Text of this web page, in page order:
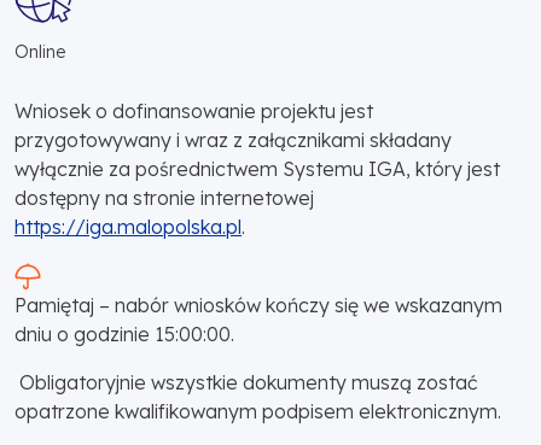
Online
Wniosek o dofinansowanie projektu jest
przygotowywany i wraz z załącznikami składany
wyłącznie za pośrednictwem Systemu IGA, który jest
dostępny na stronie internetowej
https://iga.malopolska.pl.
Pamiętaj – nabór wniosków kończy się we wskazanym
dniu o godzinie 15:00:00.
Obligatoryjnie wszystkie dokumenty muszą zostać
opatrzone kwalifikowanym podpisem elektronicznym.